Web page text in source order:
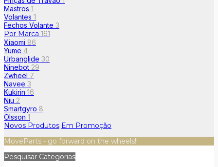
Mastros 1
Volantes 1
Fechos Volante 3
Por Marca 161
Xiaomi 86
Yume 4
Urbanglide 30
Ninebot 29
Zwheel 7
Navee 3
Kukirin 16
Niu 2
Smartgyro 8
Olsson 1
Novos Produtos Em Promoção
MoveParts - go forward on the wheels!!
Pesquisar Categorias